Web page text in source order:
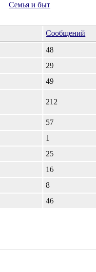
Семья и быт
Сообщений
48
29
49
212
57
1
25
16
8
46